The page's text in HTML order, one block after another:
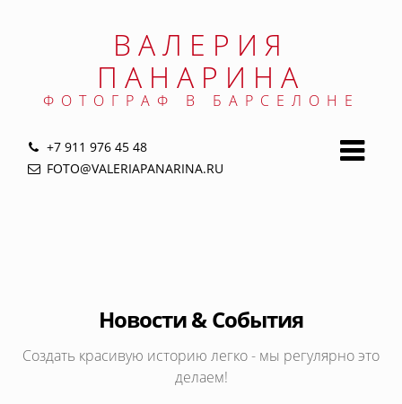
ВАЛЕРИЯ
ПАНАРИНА
ФОТОГРАФ В БАРСЕЛОНЕ
+7 911 976 45 48
FOTO@VALERIAPANARINA.RU
Новости & События
Создать красивую историю легко - мы регулярно это
делаем!